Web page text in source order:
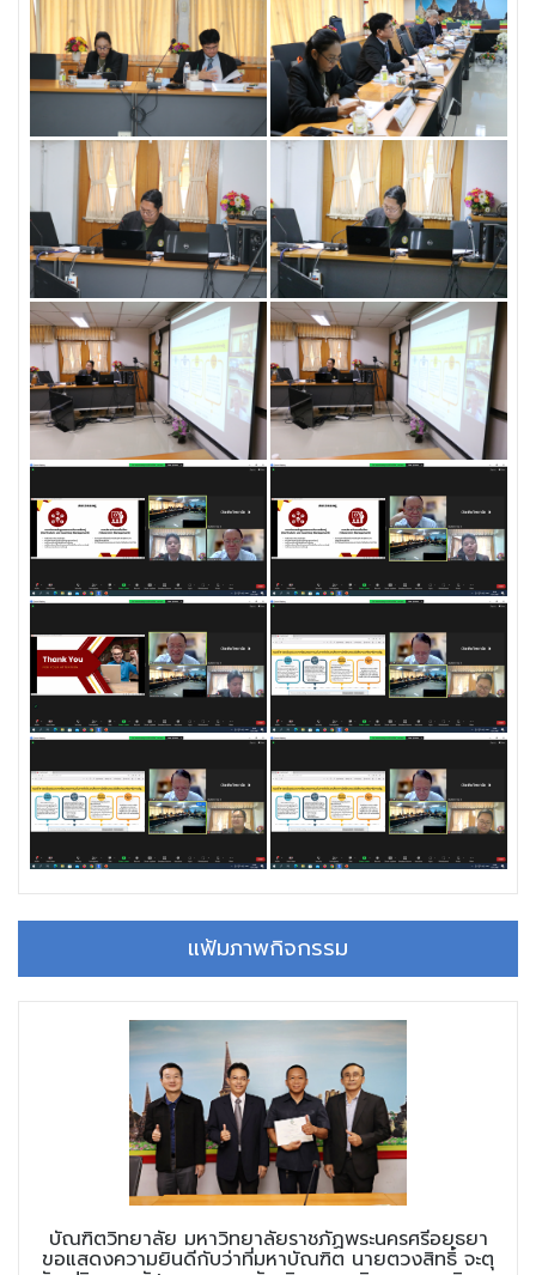
แฟ้มภาพกิจกรรม
บัณฑิตวิทยาลัย มหาวิทยาลัยราชภัฏพระนครศรีอยุธยา
ขอแสดงความยินดีกับว่าที่มหาบัณฑิต นายตวงสิทธิ์ จะตุ